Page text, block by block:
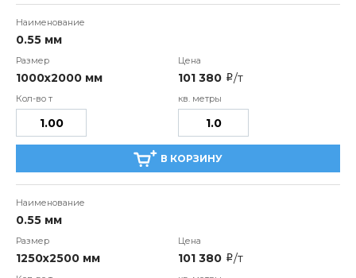
0.55 мм
1000х2000 мм 101 380 i/т
В КОРЗИНУ
0.55 мм
1250х2500 мм 101 380 i/т